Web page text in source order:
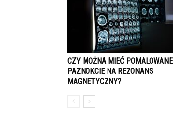
CZY MOŻNA MIEĆ POMALOWANE
PAZNOKCIE NA REZONANS
MAGNETYCZNY?